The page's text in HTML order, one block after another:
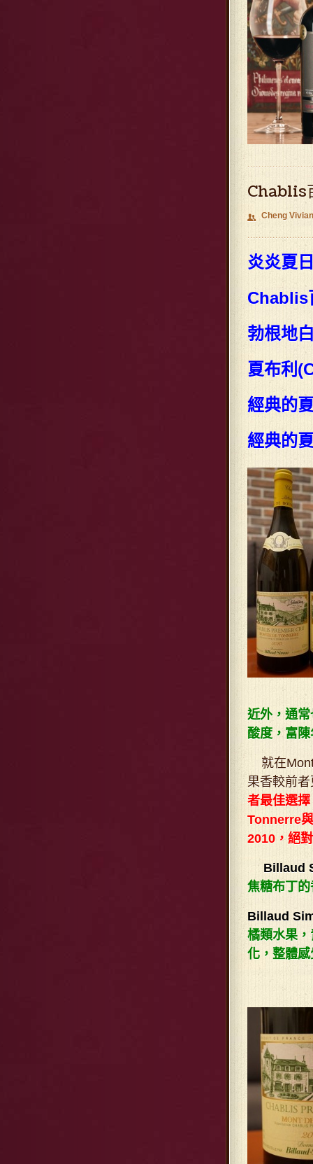
Chablis
👥 Cheng Vivian
炎炎夏
Chablis
勃根地
夏布利
經典的
經典的
近外，通
酸度，富
就在
果香較前
者最佳選
Tonnerre
2010，絕
Billaud
焦糖布丁
Billaud
橘類水果
化，整體